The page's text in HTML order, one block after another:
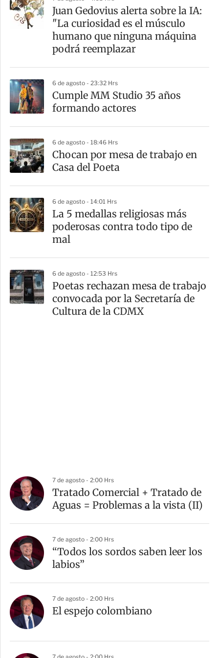
a
r
t
Juan Gedovius alerta sobre la IA:
"La curiosidad es el músculo
humano que ninguna máquina
podrá reemplazar
6 de agosto - 23:32 Hrs
Cumple MM Studio 35 años
formando actores
6 de agosto - 18:46 Hrs
Chocan por mesa de trabajo en
Casa del Poeta
6 de agosto - 14:01 Hrs
La 5 medallas religiosas más
poderosas contra todo tipo de
mal
6 de agosto - 12:53 Hrs
Poetas rechazan mesa de trabajo
convocada por la Secretaría de
Cultura de la CDMX
7 de agosto - 2:00 Hrs
Tratado Comercial + Tratado de
Aguas = Problemas a la vista (II)
7 de agosto - 2:00 Hrs
“Todos los sordos saben leer los
labios”
7 de agosto - 2:00 Hrs
El espejo colombiano